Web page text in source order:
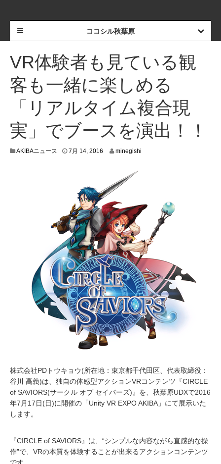
ココシル秋葉原
VR体験者も見ている観
客も一緒に楽しめる
「リアルタイム複合現
実」でブースを演出！！
AKIBAニュース 7月 14, 2016
0
6
minegishi
株式会社PDトウキョウ(所在地：東京都千代田区、代表取締役：
谷川 高義)は、独自の体感型アクションVRコンテンツ『CIRCLE
of SAVIORS(サークル オブ セイバーズ)』を、秋葉原UDXで2016
年7月17日(日)に開催の「Unity VR EXPO AKIBA」にて展示いた
します。
『CIRCLE of SAVIORS』は、“シンプルな内容ながら直感的な操
作”で、VRの本質を体験することが出来るアクションコンテンツ